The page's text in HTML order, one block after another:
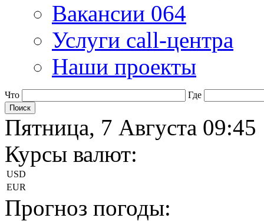
Вакансии 064
Услуги call-центра
Наши проекты
Что Где
Пятница, 7 Августа 09:45
Курсы валют:
USD
EUR
Прогноз погоды: